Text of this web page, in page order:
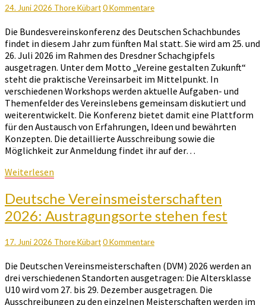
24. Juni 2026 Thore KübartKommentare
0 Kommentare
Die Bundesvereinskonferenz des Deutschen Schachbundes
findet in diesem Jahr zum fünften Mal statt. Sie wird am 25. und
26. Juli 2026 im Rahmen des Dresdner Schachgipfels
ausgetragen. Unter dem Motto „Vereine gestalten Zukunft“
steht die praktische Vereinsarbeit im Mittelpunkt. In
verschiedenen Workshops werden aktuelle Aufgaben- und
Themenfelder des Vereinslebens gemeinsam diskutiert und
weiterentwickelt. Die Konferenz bietet damit eine Plattform
für den Austausch von Erfahrungen, Ideen und bewährten
Konzepten. Die detaillierte Ausschreibung sowie die
Möglichkeit zur Anmeldung findet ihr auf der…
Weiterlesen
Deutsche
Vereinsmeisterschaften
2026:
stehen
Deutsche Vereinsmeisterschaften
2026: Austragungsorte stehen fest
17. Juni 2026 Thore KübartKommentare
0 Kommentare
Die Deutschen Vereinsmeisterschaften (DVM) 2026 werden an
drei verschiedenen Standorten ausgetragen: Die Altersklasse
U10 wird vom 27. bis 29. Dezember ausgetragen. Die
Ausschreibungen zu den einzelnen Meisterschaften werden im